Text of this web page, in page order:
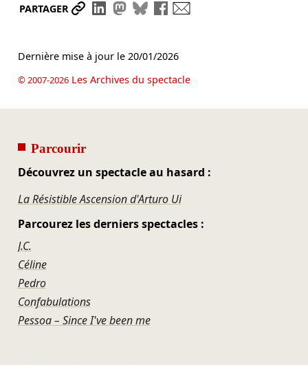
PARTAGER Partager le lien
Partager sur LinkedIn
Partager sur Mastodon
Partager sur Bluesky
Partager sur Facebook
Dernière mise à jour le 20/01/2026
© 2007-2026Les Archives du spectacle
Parcourir
Découvrez un spectacle au hasard :
La Résistible Ascension d'Arturo Ui
Parcourez les derniers spectacles :
J.C.
Céline
Pedro
Confabulations
Pessoa – Since I've been me